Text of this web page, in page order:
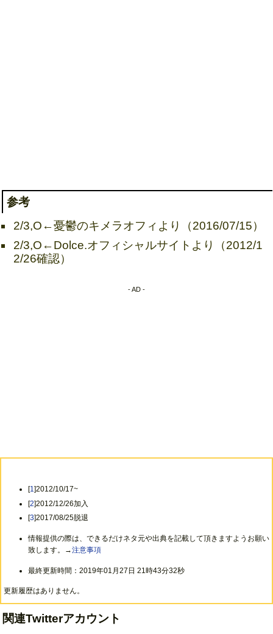
参考
2/3,O←憂鬱のキメラオフィより（2016/07/15）
2/3,O←Dolce.オフィシャルサイトより（2012/1
2/26確認）
- AD -
[1]2012/10/17~
[2]2012/12/26加入
[3]2017/08/25脱退
情報提供の際は、できるだけネタ元や出典を記載して頂きますようお願い
致します。→注意事項
最終更新時間：2019年01月27日 21時43分32秒
更新履歴はありません。
関連Twitterアカウント